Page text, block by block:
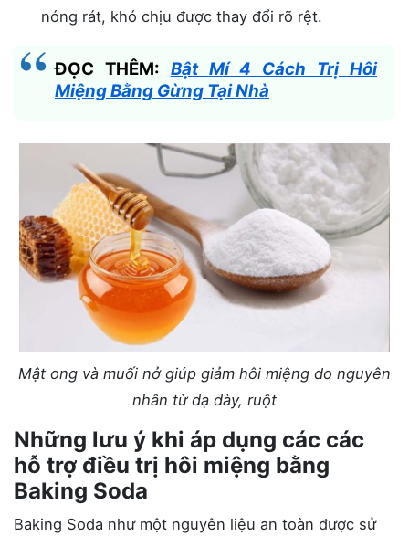
nóng rát, khó chịu được thay đổi rõ rệt.
ĐỌC THÊM: Bật Mí 4 Cách Trị Hôi
Miệng Bằng Gừng Tại Nhà
Mật ong và muối nở giúp giảm hôi miệng do nguyên
nhân từ dạ dày, ruột
Những lưu ý khi áp dụng các các
hỗ trợ điều trị hôi miệng bằng
Baking Soda
Baking Soda như một nguyên liệu an toàn được sử